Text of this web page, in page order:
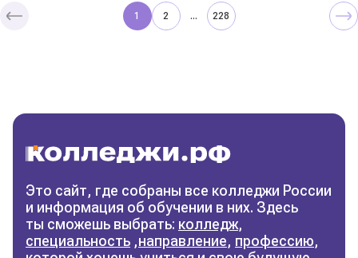
колледж
Фильтры
Сбросить фильтры
1 2 ... 228
Это сайт, где собраны все колледжи России
и информация об обучении в них. Здесь
ты сможешь выбрать: колледж,
специальность ,направление, профессию,